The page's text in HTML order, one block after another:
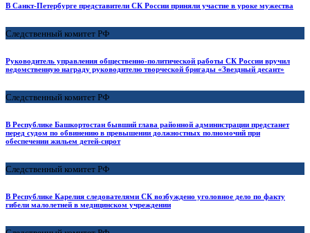
В Санкт-Петербурге представители СК России приняли участие в уроке мужества
Следственный комитет РФ
Руководитель управления общественно-политической работы СК России вручил
ведомственную награду руководителю творческой бригады «Звездный десант»
Следственный комитет РФ
В Республике Башкортостан бывший глава районной администрации предстанет
перед судом по обвинению в превышении должностных полномочий при
обеспечении жильем детей-сирот
Следственный комитет РФ
В Республике Карелия следователями СК возбуждено уголовное дело по факту
гибели малолетней в медицинском учреждении